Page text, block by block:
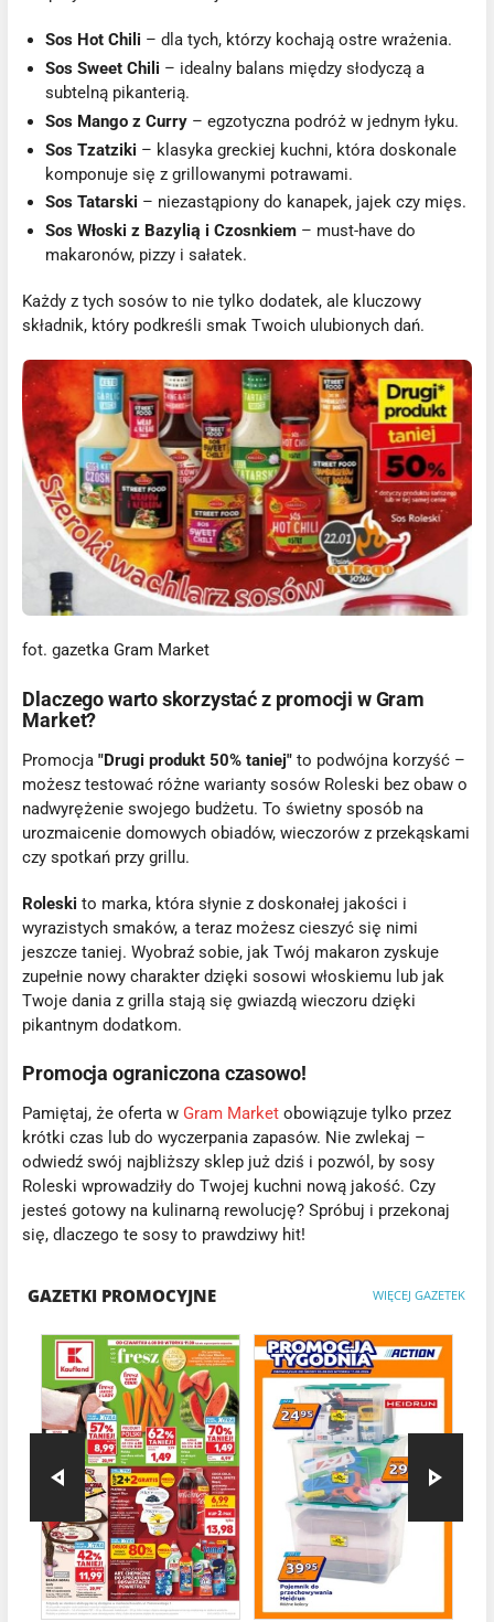
Sos Hot Chili – dla tych, którzy kochają ostre wrażenia.
Sos Sweet Chili – idealny balans między słodyczą a
subtelną pikanterią.
Sos Mango z Curry – egzotyczna podróż w jednym łyku.
Sos Tzatziki – klasyka greckiej kuchni, która doskonale
komponuje się z grillowanymi potrawami.
Sos Tatarski – niezastąpiony do kanapek, jajek czy mięs.
Sos Włoski z Bazylią i Czosnkiem – must-have do
makaronów, pizzy i sałatek.
Każdy z tych sosów to nie tylko dodatek, ale kluczowy
składnik, który podkreśli smak Twoich ulubionych dań.
fot. gazetka Gram Market
Dlaczego warto skorzystać z promocji w Gram
Market?
Promocja"Drugi produkt 50% taniej" to podwójna korzyść –
możesz testować różne warianty sosów Roleski bez obaw o
nadwyrężenie swojego budżetu. To świetny sposób na
urozmaicenie domowych obiadów, wieczorów z przekąskami
czy spotkań przy grillu.
Roleski to marka, która słynie z doskonałej jakości i
wyrazistych smaków, a teraz możesz cieszyć się nimi
jeszcze taniej. Wyobraź sobie, jak Twój makaron zyskuje
zupełnie nowy charakter dzięki sosowi włoskiemu lub jak
Twoje dania z grilla stają się gwiazdą wieczoru dzięki
pikantnym dodatkom.
Promocja ograniczona czasowo!
Pamiętaj, że oferta w Gram Market obowiązuje tylko przez
krótki czas lub do wyczerpania zapasów. Nie zwlekaj –
odwiedź swój najbliższy sklep już dziś i pozwól, by sosy
Roleski wprowadziły do Twojej kuchni nową jakość. Czy
jesteś gotowy na kulinarną rewolucję? Spróbuj i przekonaj
się, dlaczego te sosy to prawdziwy hit!